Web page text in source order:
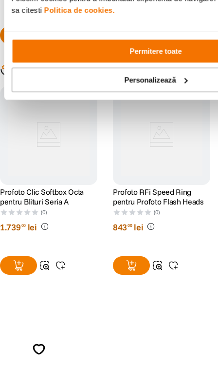
sa citesti Politica de cookies.
Permitere toate
Personalizează
Populare în aceeași categorie
Profoto Clic Softbox Octa
pentru Blituri Seria A
(0)
1.73900 lei
Profoto RFi Speed Ring
pentru Profoto Flash Heads
(0)
84300 lei